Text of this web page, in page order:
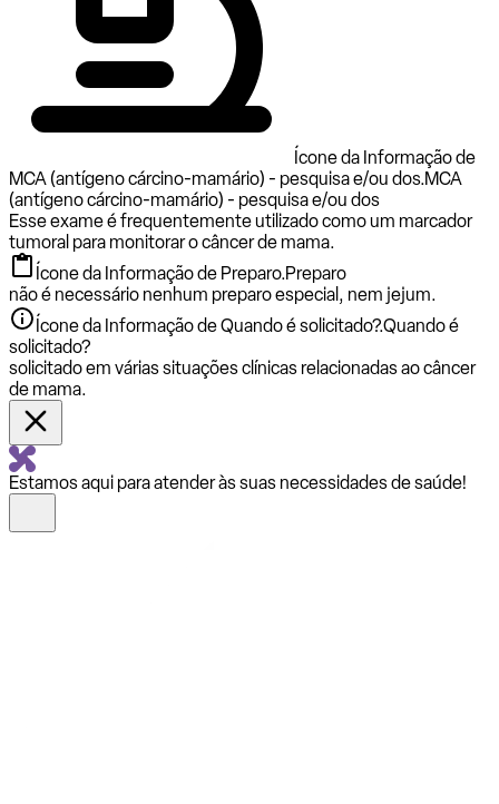
Ícone da Informação de
MCA (antígeno cárcino-mamário) - pesquisa e/ou dos.MCA
(antígeno cárcino-mamário) - pesquisa e/ou dos
Esse exame é frequentemente utilizado como um marcador
tumoral para monitorar o câncer de mama.
Ícone da Informação de Preparo.Preparo
não é necessário nenhum preparo especial, nem jejum.
Ícone da Informação de Quando é solicitado?.Quando é
solicitado?
solicitado em várias situações clínicas relacionadas ao câncer
de mama.
Estamos aqui para atender às suas necessidades de saúde!